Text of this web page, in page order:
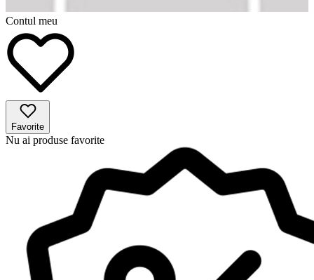
Contul meu
Favorite
Nu ai produse favorite